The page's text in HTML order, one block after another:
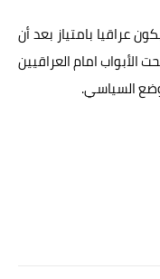
عراقيا بامتياز بعد أن
الأبواب امام العراقيين
السياسي.